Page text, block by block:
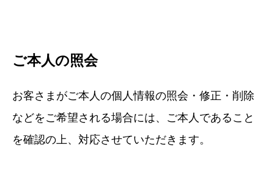
ご本人の照会
お客さまがご本人の個人情報の照会・修正・削除
などをご希望される場合には、ご本人であること
を確認の上、対応させていただきます。